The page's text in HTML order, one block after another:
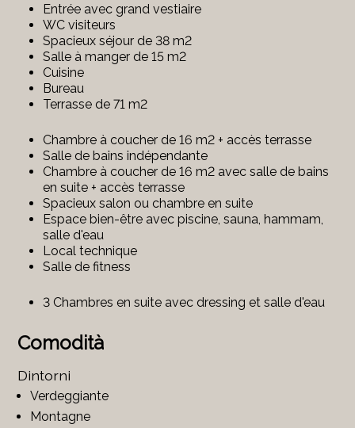
Entrée avec grand vestiaire
WC visiteurs
Spacieux séjour de 38 m2
Salle à manger de 15 m2
Cuisine
Bureau
Terrasse de 71 m2
Chambre à coucher de 16 m2 + accès terrasse
Salle de bains indépendante
Chambre à coucher de 16 m2 avec salle de bains
en suite + accès terrasse
Spacieux salon ou chambre en suite
Espace bien-être avec piscine, sauna, hammam,
salle d'eau
Local technique
Salle de fitness
3 Chambres en suite avec dressing et salle d'eau
Comodità
Dintorni
Verdeggiante
Montagne